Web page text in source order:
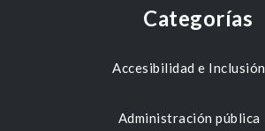
Categorías
Accesibilidad e Inclusión
Administración pública